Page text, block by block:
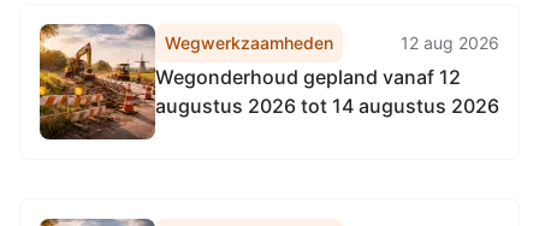
Wegwerkzaamheden 12 aug 2026
Wegonderhoud gepland vanaf 12
augustus 2026 tot 14 augustus 2026